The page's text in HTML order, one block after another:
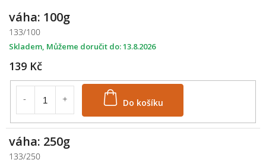
váha: 100g
133/100
139 Kč
Do košíku
Skladem 13.8.2026
váha: 250g
133/250